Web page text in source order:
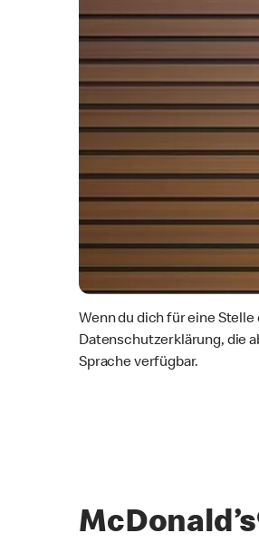
Wenn du dich für eine
Datenschutzerklärung, die
Sprache verfügbar.